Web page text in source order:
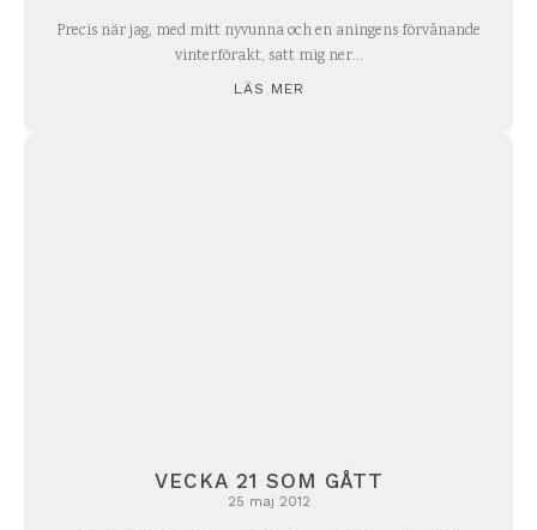
Precis när jag, med mitt nyvunna och en aningens förvånande
vinterförakt, satt mig ner...
LÄS MER
VECKA 21 SOM GÅTT
25 maj 2012